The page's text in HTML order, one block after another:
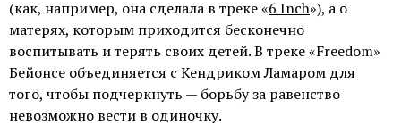
(как, например, она сделала в треке «6 Inch»), а о
матерях, которым приходится бесконечно
воспитывать и терять своих детей. В треке «Freedom»
Бейонсе объединяется с Кендриком Ламаром для
того, чтобы подчеркнуть — борьбу за равенство
невозможно вести в одиночку.